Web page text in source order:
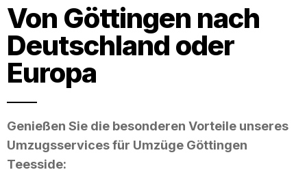
Von Göttingen nach
Deutschland oder
Europa
Genießen Sie die besonderen Vorteile unseres
Umzugsservices für Umzüge Göttingen
Teesside: